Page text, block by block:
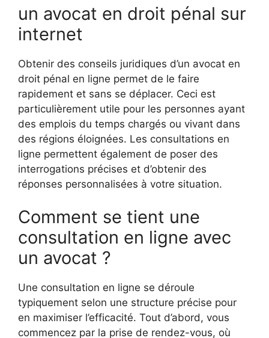
un avocat en droit pénal sur
internet
Obtenir des conseils juridiques d’un avocat en
droit pénal en ligne permet de le faire
rapidement et sans se déplacer. Ceci est
particulièrement utile pour les personnes ayant
des emplois du temps chargés ou vivant dans
des régions éloignées. Les consultations en
ligne permettent également de poser des
interrogations précises et d’obtenir des
réponses personnalisées à votre situation.
Comment se tient une
consultation en ligne avec
un avocat ?
Une consultation en ligne se déroule
typiquement selon une structure précise pour
en maximiser l’efficacité. Tout d’abord, vous
commencez par la prise de rendez-vous, où